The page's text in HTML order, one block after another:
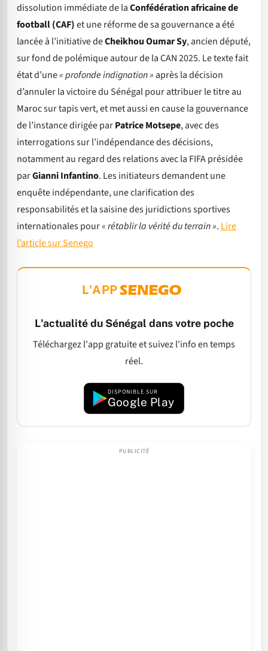
dissolution immédiate de laConfédération africaine de
football (CAF)et une réforme de sa gouvernance a été
lancée à l’initiative deCheikhou Oumar Sy, ancien député,
sur fond de polémique autour de la CAN 2025. Le texte fait
état d’une« profonde indignation »après la décision
d’annuler la victoire du Sénégal pour attribuer le titre au
Maroc sur tapis vert, et met aussi en cause la gouvernance
de l’instance dirigée parPatrice Motsepe, avec des
interrogations sur l’indépendance des décisions,
notamment au regard des relations avec la FIFA présidée
parGianni Infantino. Les initiateurs demandent une
enquête indépendante, une clarification des
responsabilités et la saisine des juridictions sportives
internationales pour« rétablir la vérité du terrain ». Lire
l’article sur Senego
L'APP
L'actualité du Sénégal dans votre poche
Téléchargez l'app gratuite et suivez l'info en temps
réel.
DISPONIBLE SUR
Google Play